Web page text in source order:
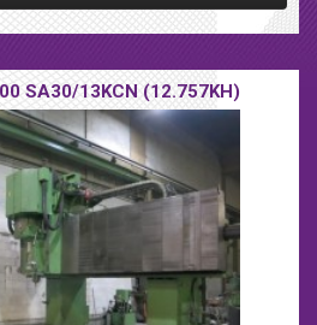
SA30/13KCN (12.757KH)